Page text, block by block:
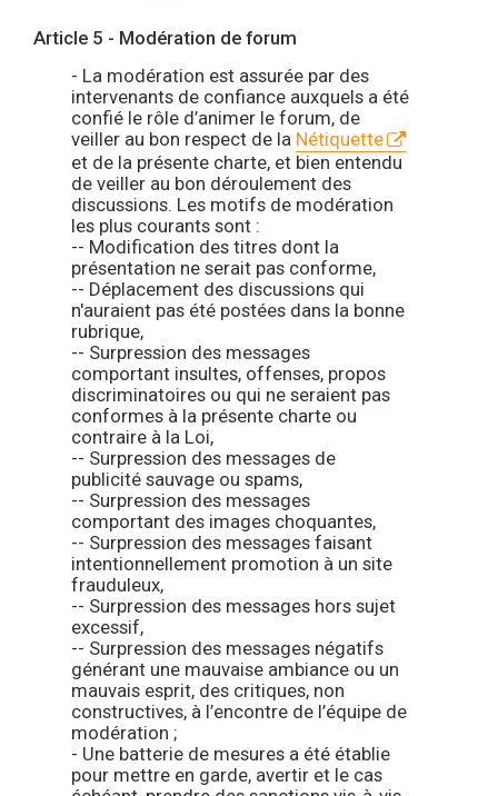
Article 5 - Modération de forum
- La modération est assurée par des
intervenants de confiance auxquels a été
confié le rôle d’animer le forum, de
veiller au bon respect de la Nétiquette
et de la présente charte, et bien entendu
de veiller au bon déroulement des
discussions. Les motifs de modération
les plus courants sont :
-- Modification des titres dont la
présentation ne serait pas conforme,
-- Déplacement des discussions qui
n'auraient pas été postées dans la bonne
rubrique,
-- Surpression des messages
comportant insultes, offenses, propos
discriminatoires ou qui ne seraient pas
conformes à la présente charte ou
contraire à la Loi,
-- Surpression des messages de
publicité sauvage ou spams,
-- Surpression des messages
comportant des images choquantes,
-- Surpression des messages faisant
intentionnellement promotion à un site
frauduleux,
-- Surpression des messages hors sujet
excessif,
-- Surpression des messages négatifs
générant une mauvaise ambiance ou un
mauvais esprit, des critiques, non
constructives, à l’encontre de l’équipe de
modération ;
- Une batterie de mesures a été établie
pour mettre en garde, avertir et le cas